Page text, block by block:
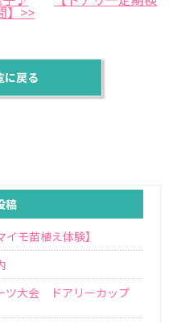
>>
戻る
稿
モ苗植え体験】
ツ大会 ドアリーカップ